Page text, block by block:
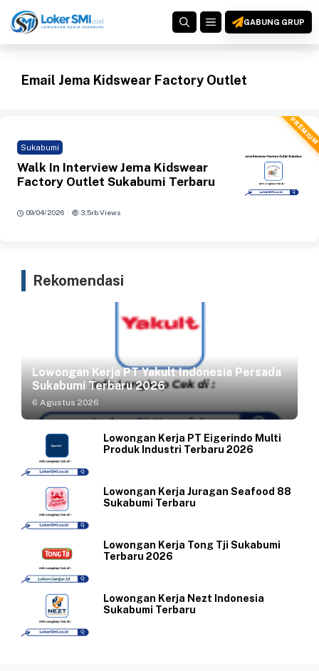
ke
MENUGABUNG GRUP
Email Jema Kidswear Factory Outlet
Sukabumi
Walk In Interview Jema Kidswear
Factory Outlet Sukabumi Terbaru
09/04/2026 · 3,5rb Views
Rekomendasi
Lowongan Kerja PT Yakult Indonesia Persada
Sukabumi Terbaru 2026
6 Agustus 2026
Lowongan Kerja PT Eigerindo Multi
Produk Industri Terbaru 2026
Lowongan Kerja Juragan Seafood 88
Sukabumi Terbaru
Lowongan Kerja Tong Tji Sukabumi
Terbaru 2026
Lowongan Kerja Nezt Indonesia
Sukabumi Terbaru